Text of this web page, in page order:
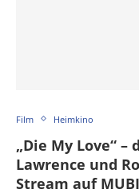
Film Heimkino
„Die My Love“
Lawrence und
Stream auf MUBI